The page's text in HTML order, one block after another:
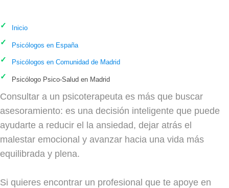
Inicio
Psicólogos en España
Psicólogos en Comunidad de Madrid
Psicólogo Psico-Salud en Madrid
Consultar a un psicoterapeuta es más que buscar
asesoramiento: es una decisión inteligente que puede
ayudarte a reducir el la ansiedad, dejar atrás el
malestar emocional y avanzar hacia una vida más
equilibrada y plena.
Si quieres encontrar un profesional que te apoye en